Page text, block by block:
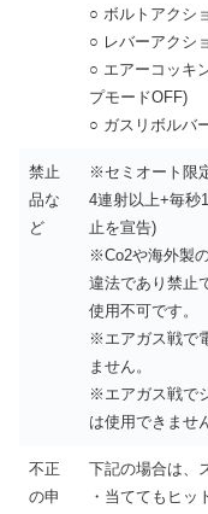
○ ボルトアクシ
○ レバーアクシ
○ エアーコッキ
プモードOFF)
○ ガスリボルバ
禁止
品な
ど
※セミオート限
4連射以上+毎秒
止を宣告)
※Co2や海外製
違法であり禁止
使用不可です。
※エアガス戦で
ません。
※エアガス戦で
は使用できませ
不正
の申
下記の場合は、
・当ててもヒッ